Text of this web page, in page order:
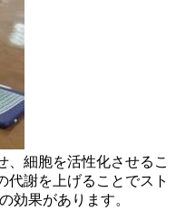
細胞を活性化させるこ
代謝を上げることでスト
効果があります。